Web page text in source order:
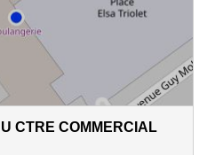
CTRE COMMERCIAL